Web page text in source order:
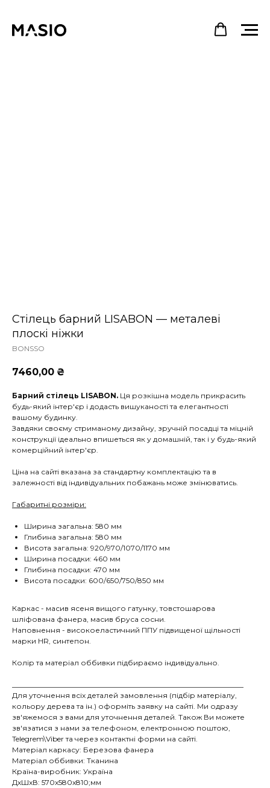
Стілець барний LISABON — металеві
плоскі ніжки
BONSSO
7460,00 ₴
Барний стілець LISABON. Ця розкішна модель прикрасить
будь-який інтер'єр і додасть вишуканості та елегантності
вашому будинку.
Завдяки своєму стриманому дизайну, зручній посадці та міцній
конструкції ідеально впишеться як у домашній, так і у будь-який
комерційний інтер'єр.
Ціна на сайті вказана за стандартну комплектацію та в
залежності від індивідуальних побажань може змінюватись.
Габаритні розміри:
Ширина загальна: 580 мм
Глибина загальна: 580 мм
Висота загальна: 920/970/1070/1170 мм
Ширина посадки: 460 мм
Глибина посадки: 470 мм
Висота посадки: 600/650/750/850 мм
Каркас - масив ясеня вищого гатунку, товстошарова
шліфована фанера, масив бруса сосни.
Наповнення - високоеластичний ППУ підвищеної щільності
марки HR, синтепон.
Колір та матеріал оббивки підбираємо індивідуально.
Для уточнення всіх деталей замовлення (підбір матеріалу,
кольору дерева та ін.) оформіть заявку на сайті. Ми одразу
зв'яжемося з вами для уточнення деталей. Також Ви можете
зв'язатися з нами за телефоном, електронною поштою,
Telegrem\Viber та через контактні форми на сайті.
Матеріал каркасу: Березова фанера
Матеріал оббивки: Тканина
Країна-виробник: Україна
ДxШxВ: 570x580x810;мм